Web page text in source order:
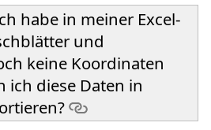
habe in meiner Excel-
und
keine Koordinaten
ich diese Daten in